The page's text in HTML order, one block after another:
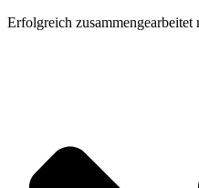
Erfolgreich zusammengearbeitet